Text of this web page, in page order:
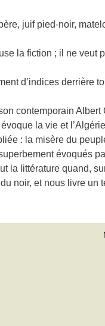
juif pied-noir,
la fiction ; il ne
d’indices derrière
contemporain
la vie et
: la misère du
évoqués
la littérature quand,
noir, et nous livre un